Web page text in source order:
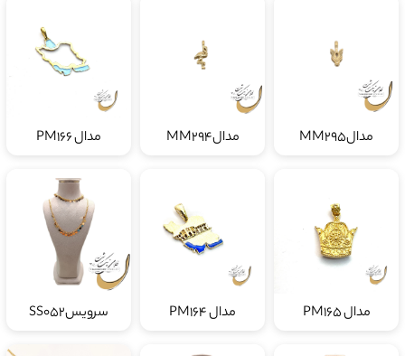
مدالMM295 مدالMM294 مدال PM166
مدال PM165 مدال PM164 سرویسSS052